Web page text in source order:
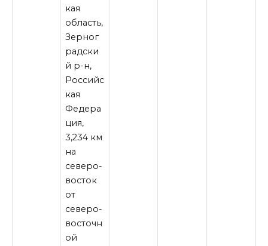
кая
область,
Зерног
радски
й р-н,
Российс
кая
Федера
ция,
3,234 км
на
северо-
восток
от
северо-
восточн
ой